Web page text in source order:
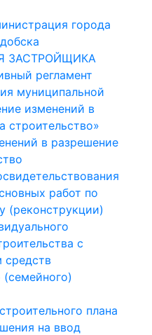
города
ЗАСТРОЙЩИКА
регламент
муниципальной
изменений в
строительство»
в разрешение
работ по
(реконструкции)
с
средств
(семейного)
плана
на ввод